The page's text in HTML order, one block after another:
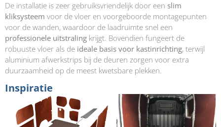
De installatie is zeer gebruiksvriendelijk door een slim
kliksysteem voor de vloer en voorgeboorde montagepunten
voor de wanden, waardoor de laadruimte snel een
professionele uitstraling krijgt. Bovendien fungeert de
robuuste vloer als de ideale basis voor kastinrichting, terwijl
aluminium afwerkstrips bij de deuren zorgen voor extra
duurzaamheid op de meest kwetsbare plekken.
Inspiratie